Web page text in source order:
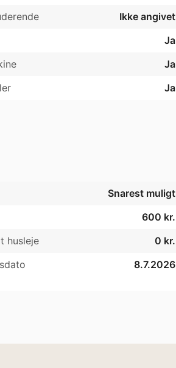
500 meter til Østre anlæg og
p licens på gaden (pt. 2578 kr.
til din bil.
Ikke angivet
Ja
Ja
Ja
Snarest muligt
600 kr.
husleje
0 kr.
8.7.2026